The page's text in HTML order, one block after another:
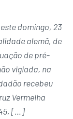
domingo, 23
alemã, de
de pré-
vigiada, na
recebeu
Vermelha
[…]